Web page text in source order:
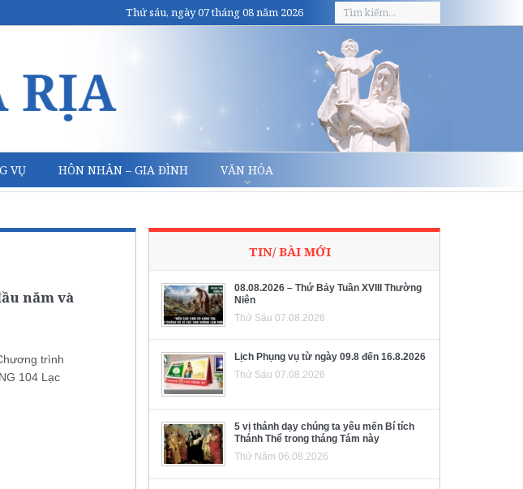
Thứ sáu, ngày 07 tháng 08 năm 2026
VỤ HÔN NHÂN – GIA ĐÌNH VĂN HÓA
năm và
trình
104 Lạc
TIN/ BÀI MỚI
08.08.2026 – Thứ Bảy Tuần XVIII Thường
Niên
Thứ Sáu 07.08.2026
Lịch Phụng vụ từ ngày 09.8 đến 16.8.2026
Thứ Sáu 07.08.2026
5 vị thánh dạy chúng ta yêu mến Bí tích
Thánh Thể trong tháng Tám này
Thứ Năm 06.08.2026